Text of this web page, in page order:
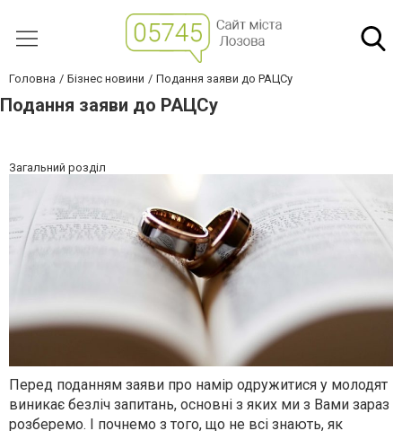
Головна Бізнес новини Подання заяви до РАЦСу
Подання заяви до РАЦСу
Загальний розділ
Перед поданням заяви про намір одружитися у молодят
виникає безліч запитань, основні з яких ми з Вами зараз
розберемо. І почнемо з того, що не всі знають, як